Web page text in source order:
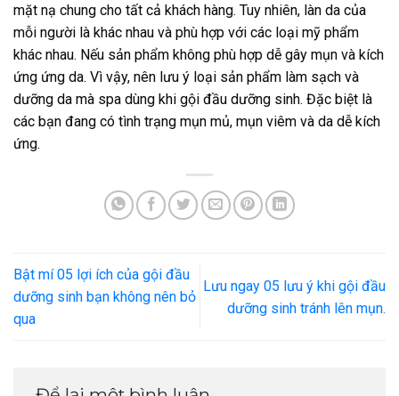
mặt nạ chung cho tất cả khách hàng. Tuy nhiên, làn da của
mỗi người là khác nhau và phù hợp với các loại mỹ phẩm
khác nhau. Nếu sản phẩm không phù hợp dễ gây mụn và kích
ứng ứng da. Vì vậy, nên lưu ý loại sản phẩm làm sạch và
dưỡng da mà spa dùng khi gội đầu dưỡng sinh. Đặc biệt là
các bạn đang có tình trạng mụn mủ, mụn viêm và da dễ kích
ứng.
Bật mí 05 lợi ích của gội đầu
dưỡng sinh bạn không nên bỏ
qua
Lưu ngay 05 lưu ý khi gội đầu
dưỡng sinh tránh lên mụn.